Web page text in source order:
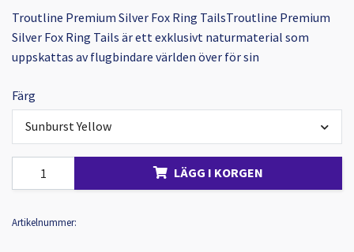
Troutline Premium Silver Fox Ring TailsTroutline Premium
Silver Fox Ring Tails är ett exklusivt naturmaterial som
uppskattas av flugbindare världen över för sin
Färg
Sunburst Yellow
LÄGG I KORGEN
Artikelnummer: